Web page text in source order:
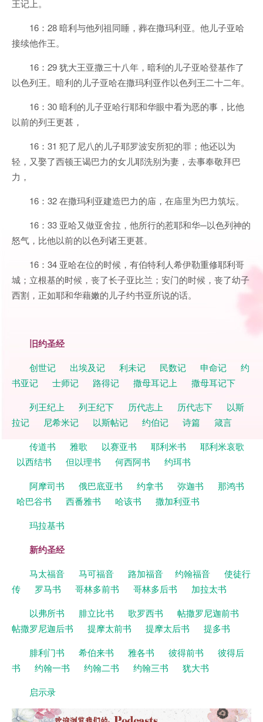
王记上。
16：28 暗利与他列祖同睡，葬在撒玛利亚。他儿子亚哈
接续他作王。
16：29 犹大王亚撒三十八年，暗利的儿子亚哈登基作了
以色列王。暗利的儿子亚哈在撒玛利亚作以色列王二十二年。
16：30 暗利的儿子亚哈行耶和华眼中看为恶的事，比他
以前的列王更甚，
16：31 犯了尼八的儿子耶罗波安所犯的罪；他还以为
轻，又娶了西顿王谒巴力的女儿耶洗别为妻，去事奉敬拜巴
力，
16：32 在撒玛利亚建造巴力的庙，在庙里为巴力筑坛。
16：33 亚哈又做亚舍拉，他所行的惹耶和华─以色列神的
怒气，比他以前的以色列诸王更甚。
16：34 亚哈在位的时候，有伯特利人希伊勒重修耶利哥
城；立根基的时候，丧了长子亚比兰；安门的时候，丧了幼子
西割，正如耶和华藉嫩的儿子约书亚所说的话。
旧约圣经
创世记 出埃及记 利未记 民数记 申命记
约
书亚记
士师记 路得记 撒母耳记上
撒母耳记下
列王纪上
列王纪下 历代志上 历代志下
以斯
拉记
尼希米记 以斯帖记 约伯记 诗篇
箴言
传道书
雅歌 以赛亚书 耶利米书
耶利米哀歌
以西结书
但以理书 何西阿书
约珥书
阿摩司书
俄巴底亚书 约拿书 弥迦书
那鸿书
哈巴谷书
西番雅书 哈该书
撒加利亚书
玛拉基书
新约圣经
马太福音 马可福音 路加福音 约翰福音
使徒行
传
罗马书 哥林多前书 哥林多后书
加拉太书
以弗所书
腓立比书 歌罗西书
帖撒罗尼迦前书
帖撒罗尼迦后书
提摩太前书 提摩太后书
提多书
腓利门书
希伯来书 雅各书 彼得前书
彼得后
书
约翰一书 约翰二书 约翰三书
犹大书
启示录